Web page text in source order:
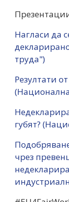
Нагласи да
труда")
Резултати
губят?
чрез